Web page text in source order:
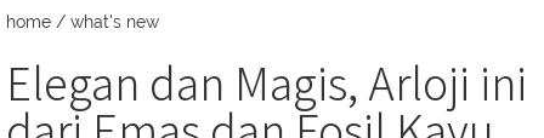
home / what's new
Elegan dan Magis, Arloji ini